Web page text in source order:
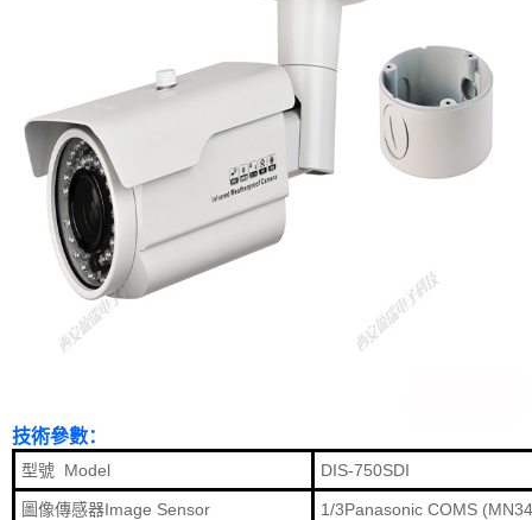
技術參數：
型號 Model DIS-750SDI
圖像傳感器Image Sensor 1/3Panasonic COMS